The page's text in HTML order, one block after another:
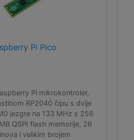
Pi Pico
Pi mikrokontroler,
RP2040 čipu s dvije
jezgre na 133 MHz s 256
QSPI flash memorije, 26
i velikim brojem